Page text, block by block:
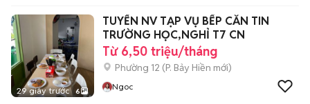
29 giây trước 6
TUYỂN NV TẠP VỤ BẾP CĂN TIN
TRƯỜNG HỌC,NGHỈ T7 CN
Từ 6,50 triệu/tháng
Phường 12 (P. Bảy Hiền mới)
Ngoc